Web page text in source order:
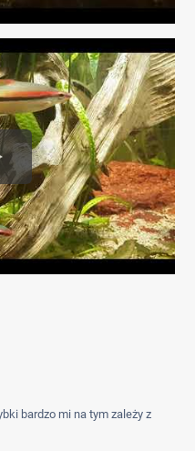
bardzo mi na tym zależy z